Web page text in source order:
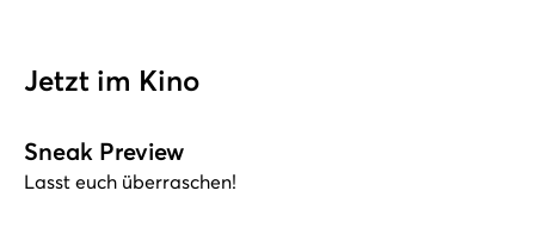
Jetzt im Kino
Sneak Preview
Lasst euch überraschen!